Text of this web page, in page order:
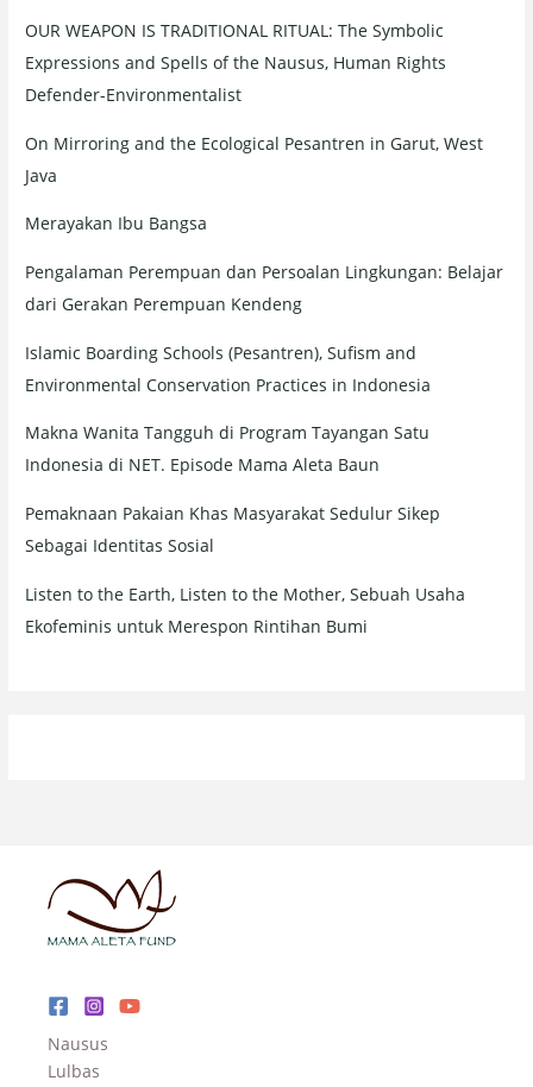
OUR WEAPON IS TRADITIONAL RITUAL: The Symbolic
Expressions and Spells of the Nausus, Human Rights
Defender-Environmentalist
On Mirroring and the Ecological Pesantren in Garut, West
Java
Merayakan Ibu Bangsa
Pengalaman Perempuan dan Persoalan Lingkungan: Belajar
dari Gerakan Perempuan Kendeng
Islamic Boarding Schools (Pesantren), Sufism and
Environmental Conservation Practices in Indonesia
Makna Wanita Tangguh di Program Tayangan Satu
Indonesia di NET. Episode Mama Aleta Baun
Pemaknaan Pakaian Khas Masyarakat Sedulur Sikep
Sebagai Identitas Sosial
Listen to the Earth, Listen to the Mother, Sebuah Usaha
Ekofeminis untuk Merespon Rintihan Bumi
Nausus
Lulbas